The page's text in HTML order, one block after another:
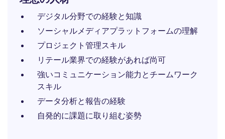
デジタル分野での経験と知識
ソーシャルメディアプラットフォームの理解
プロジェクト管理スキル
リテール業界での経験があれば尚可
強いコミュニケーション能力とチームワーク
スキル
データ分析と報告の経験
自発的に課題に取り組む姿勢